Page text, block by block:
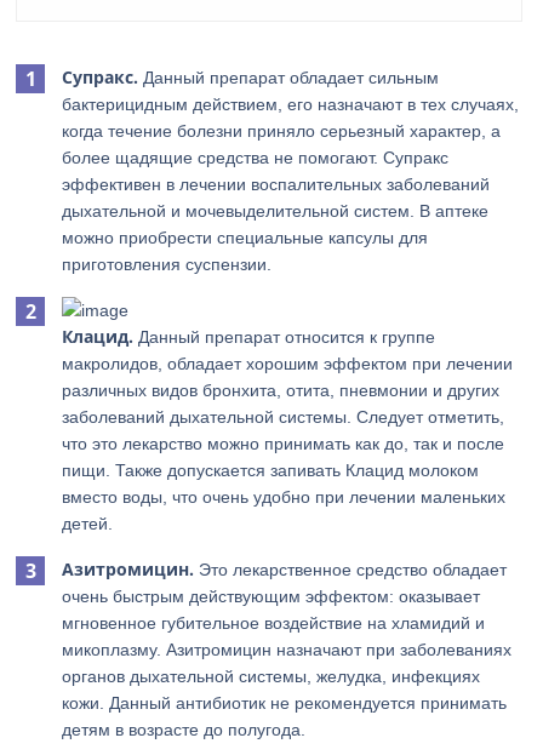
Супракс. Данный препарат обладает сильным
бактерицидным действием, его назначают в тех случаях,
когда течение болезни приняло серьезный характер, а
более щадящие средства не помогают. Супракс
эффективен в лечении воспалительных заболеваний
дыхательной и мочевыделительной систем. В аптеке
можно приобрести специальные капсулы для
приготовления суспензии.
Клацид. Данный препарат относится к группе
макролидов, обладает хорошим эффектом при лечении
различных видов бронхита, отита, пневмонии и других
заболеваний дыхательной системы. Следует отметить,
что это лекарство можно принимать как до, так и после
пищи. Также допускается запивать Клацид молоком
вместо воды, что очень удобно при лечении маленьких
детей.
Азитромицин. Это лекарственное средство обладает
очень быстрым действующим эффектом: оказывает
мгновенное губительное воздействие на хламидий и
микоплазму. Азитромицин назначают при заболеваниях
органов дыхательной системы, желудка, инфекциях
кожи. Данный антибиотик не рекомендуется принимать
детям в возрасте до полугода.